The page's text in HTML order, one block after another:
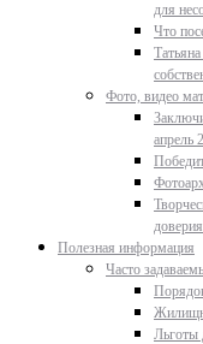
для
Что
Фото, видео
апрель
Полезная информация
Часто
Льготы